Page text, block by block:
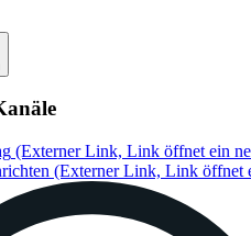
(Externer Link, Link öffnet ein
(Externer Link, Link öffnet